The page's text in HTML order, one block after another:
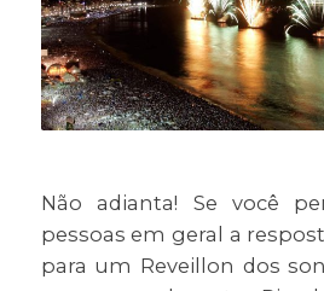
Não adianta! Se você
pessoas em geral a
para um Reveillon dos